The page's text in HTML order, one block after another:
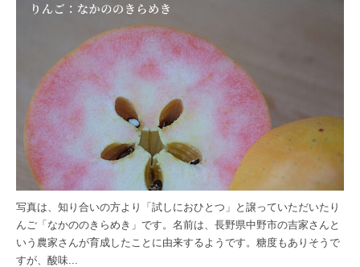
写真は、知り合いの方より「試しにおひとつ」と譲っていただいたり
んご「なかののきらめき」です。名前は、長野県中野市の吉家さんと
いう農家さんが育成したことに由来するようです。糖度もありそうで
すが、酸味...